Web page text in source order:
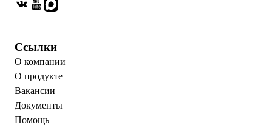
Ссылки
О компании
О продукте
Вакансии
Документы
Помощь